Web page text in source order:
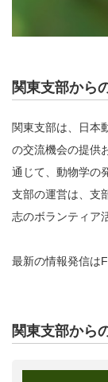
関東支部から
関東支部は、日本
の交流機会の提供
通じて、動物学の
支部の運営は、支
志のボランティア
最新の情報発信は
関東支部から